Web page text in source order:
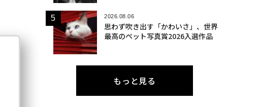
2026.08.06
思わず吹き出す「かわいさ」、世界
最高のペット写真賞2026入選作品
もっと見る